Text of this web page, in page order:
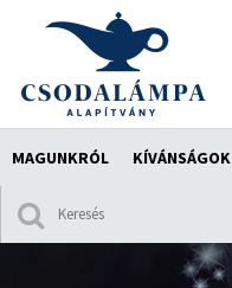
MAGUNKRÓL KÍVÁNSÁGOK